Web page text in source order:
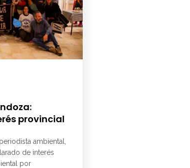
provincial
ambiental,
de interés
por